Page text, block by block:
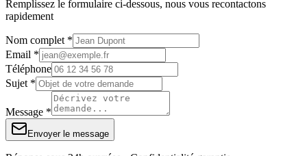
Remplissez le formulaire ci-dessous, nous vous recontactons
rapidement
Nom complet *
Email *
Téléphone
Sujet *
Message *
Envoyer le message